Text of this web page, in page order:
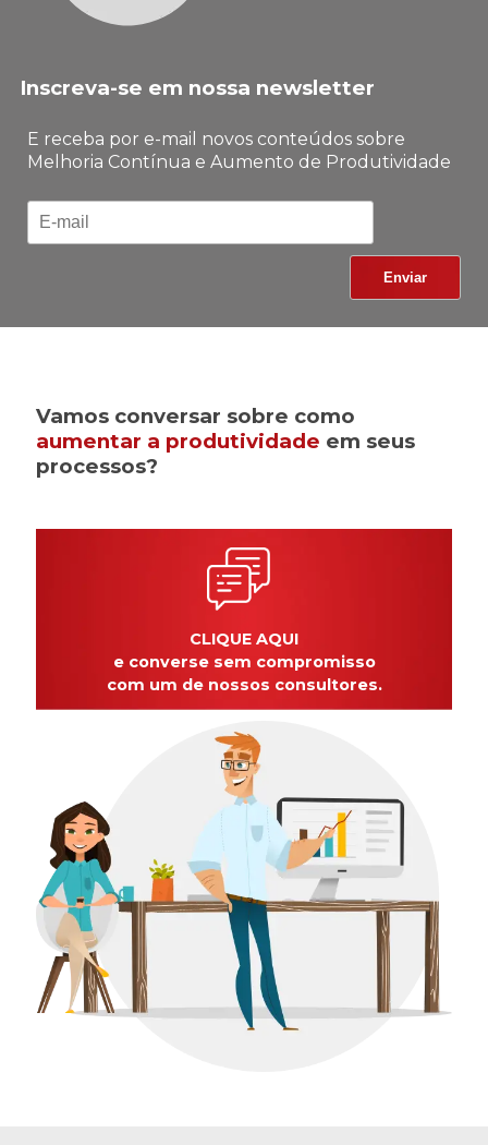
Inscreva-se em nossa newsletter
E receba por e-mail novos conteúdos sobre
Melhoria Contínua e Aumento de Produtividade
Vamos conversar sobre como
aumentar a produtividade em seus
processos?
CLIQUE AQUI
e converse sem compromisso
com um de nossos consultores.